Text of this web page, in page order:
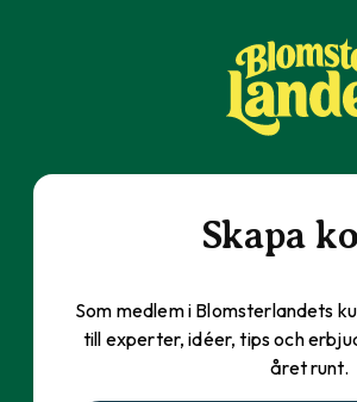
Skapa
Som medlem i Blomsterlandets
till experter, idéer, tips och
året runt.